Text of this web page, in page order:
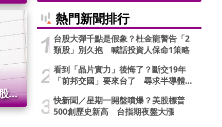
韓
今
錄
到飽
熱門新聞排行
台股大彈千點是假象？杜金龍警告「2
類股」別久抱 喊話投資人保命1策略
看到「晶片實力」後悔了？斷交19年
「前邦交國」要來台了 尋求半導體合
快新聞／星期一開盤噴爆？美股標普
500創歷史新高 台指期夜盤大漲